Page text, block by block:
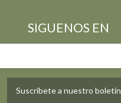
SIGUENOS EN
Suscríbete a nuestro boletín